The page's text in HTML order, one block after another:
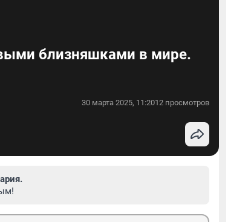
близняшками в мире.
30 марта 2025, 11:2012 просмотров